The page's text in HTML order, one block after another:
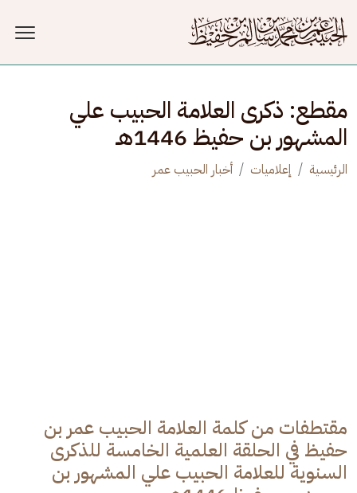
مقطع: ذكرى العلامة الحبيب علي
المشهور بن حفيظ 1446هـ
الرئيسية إعلاميات أخبار الحبيب عمر
مقتطفات من كلمة العلامة الحبيب عمر بن
حفيظ في الحلقة العلمية الخامسة للذكرى
السنوية للعلامة الحبيب علي المشهور بن